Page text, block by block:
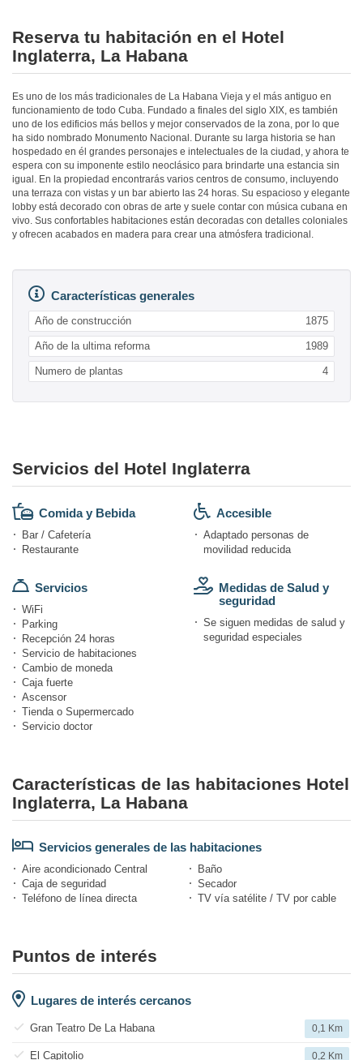
Reserva tu habitación en el Hotel
Inglaterra, La Habana
Es uno de los más tradicionales de La Habana Vieja y el más antiguo en
funcionamiento de todo Cuba. Fundado a finales del siglo XIX, es también
uno de los edificios más bellos y mejor conservados de la zona, por lo que
ha sido nombrado Monumento Nacional. Durante su larga historia se han
hospedado en él grandes personajes e intelectuales de la ciudad, y ahora te
espera con su imponente estilo neoclásico para brindarte una estancia sin
igual. En la propiedad encontrarás varios centros de consumo, incluyendo
una terraza con vistas y un bar abierto las 24 horas. Su espacioso y elegante
lobby está decorado con obras de arte y suele contar con música cubana en
vivo. Sus confortables habitaciones están decoradas con detalles coloniales
y ofrecen acabados en madera para crear una atmósfera tradicional.
Características generales
Año de construcción 1875
Año de la ultima reforma 1989
Numero de plantas 4
Servicios del Hotel Inglaterra
Comida y Bebida
Bar / Cafetería
Restaurante
Servicios
WiFi
Parking
Recepción 24 horas
Servicio de habitaciones
Cambio de moneda
Caja fuerte
Ascensor
Tienda o Supermercado
Servicio doctor
Accesible
Adaptado personas de
movilidad reducida
Medidas de Salud y
seguridad
Se siguen medidas de salud y
seguridad especiales
Características de las habitaciones Hotel
Inglaterra, La Habana
Servicios generales de las habitaciones
Aire acondicionado Central
Baño
Caja de seguridad
Secador
Teléfono de línea directa
TV vía satélite / TV por cable
Puntos de interés
Lugares de interés cercanos
Gran Teatro De La Habana 0,1 Km
El Capitolio 0,2 Km